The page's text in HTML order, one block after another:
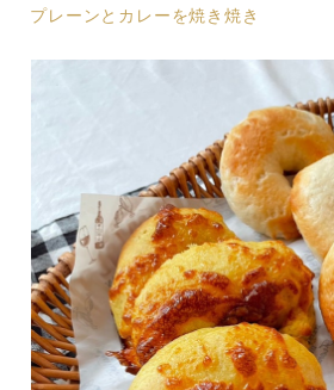
プレーンとカレーを焼き焼き